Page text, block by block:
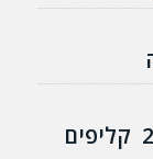
הקלטות ללא הגבלה (20 – 25 קליפים